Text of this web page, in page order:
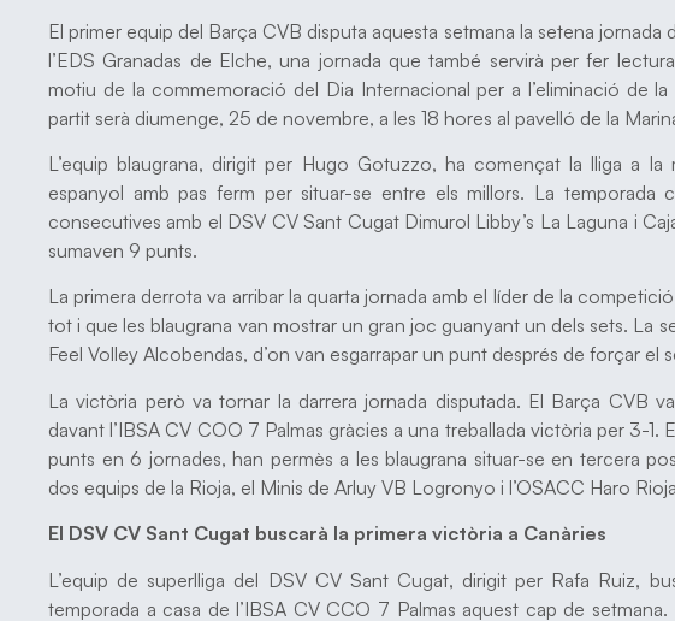
El primer equip del Barça CVB disputa aquesta setmana la setena jornada
l’EDS Granadas de Elche, una jornada que també servirà per fer
motiu de la commemoració del Dia Internacional per a l’eliminació de
partit serà diumenge, 25 de novembre, a les 18 hores al pavelló de la
L’equip blaugrana, dirigit per Hugo Gotuzzo, ha començat la lliga a la
espanyol amb pas ferm per situar-se entre els millors. La temporada
consecutives amb el DSV CV Sant Cugat Dimurol Libby’s La Laguna i
sumaven 9 punts.
La primera derrota va arribar la quarta jornada amb el líder de la
tot i que les blaugrana van mostrar un gran joc guanyant un dels sets. La
Feel Volley Alcobendas, d’on van esgarrapar un punt després de forçar el
La victòria però va tornar la darrera jornada disputada. El Barça CVB
davant l’IBSA CV COO 7 Palmas gràcies a una treballada victòria per 3-1.
punts en 6 jornades, han permès a les blaugrana situar-se en tercera
dos equips de la Rioja, el Minis de Arluy VB Logronyo i l’OSACC Haro
El DSV CV Sant Cugat buscarà la primera victòria a Canàries
L’equip de superlliga del DSV CV Sant Cugat, dirigit per Rafa Ruiz,
temporada a casa de l’IBSA CV CCO 7 Palmas aquest cap de